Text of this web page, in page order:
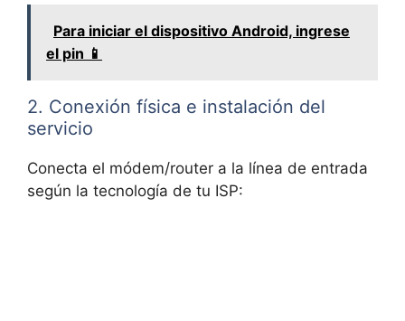
Para iniciar el dispositivo Android, ingrese
el pin 📱
2. Conexión física e instalación del
servicio
Conecta el módem/router a la línea de entrada
según la tecnología de tu ISP: